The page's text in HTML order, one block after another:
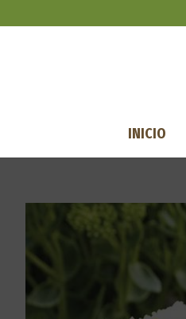
INICIO